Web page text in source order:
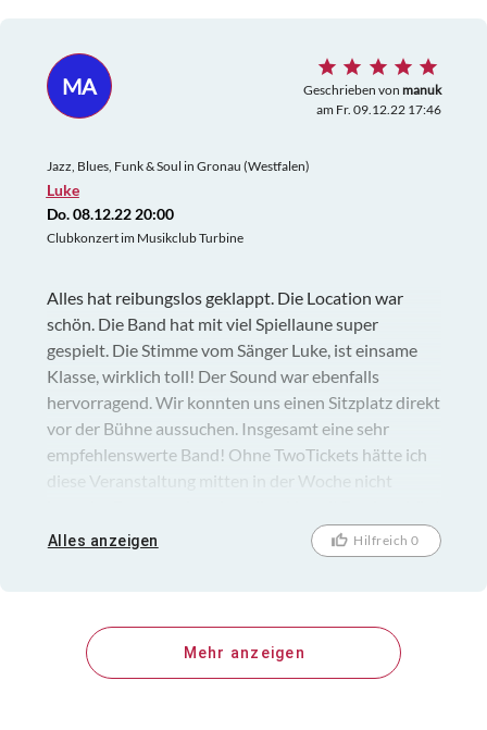
MA Geschrieben von manuk
am Fr. 09.12.22 17:46
Jazz, Blues, Funk & Soul in Gronau (Westfalen)
Luke
Do. 08.12.22 20:00
Clubkonzert im Musikclub Turbine
Alles hat reibungslos geklappt. Die Location war
schön. Die Band hat mit viel Spiellaune super
gespielt. Die Stimme vom Sänger Luke, ist einsame
Klasse, wirklich toll! Der Sound war ebenfalls
hervorragend. Wir konnten uns einen Sitzplatz direkt
vor der Bühne aussuchen. Insgesamt eine sehr
empfehlenswerte Band! Ohne TwoTickets hätte ich
diese Veranstaltung mitten in der Woche nicht
Alles anzeigen Hilfreich 0
Mehr anzeigen